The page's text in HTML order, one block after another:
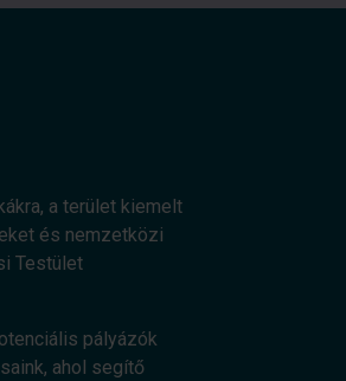
a terület kiemelt
és nemzetközi
Testület
pályázók
ahol segítő